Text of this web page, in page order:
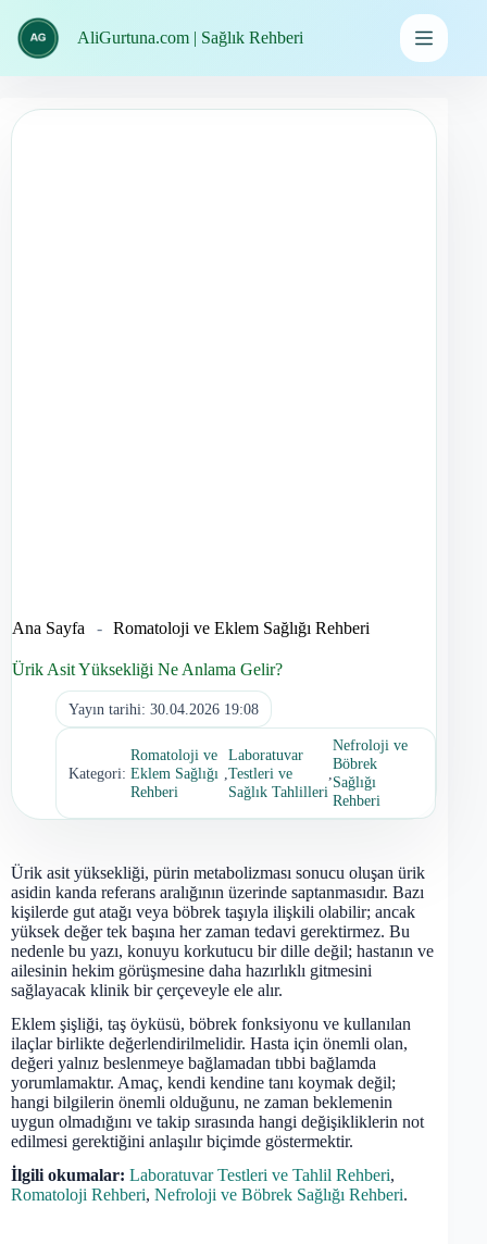
geç
AliGurtuna.com | Sağlık Rehberi
Ana Sayfa - Romatoloji ve Eklem Sağlığı Rehberi
Ürik Asit Yüksekliği Ne Anlama Gelir?
Yayın tarihi: 30.04.2026 19:08
Kategori:
Romatoloji ve
Eklem Sağlığı
Rehberi
Laboratuvar
Testleri ve
Sağlık Tahlilleri
Nefroloji ve
Böbrek
Sağlığı
Rehberi
Ürik asit yüksekliği, pürin metabolizması sonucu oluşan ürik
asidin kanda referans aralığının üzerinde saptanmasıdır. Bazı
kişilerde gut atağı veya böbrek taşıyla ilişkili olabilir; ancak
yüksek değer tek başına her zaman tedavi gerektirmez. Bu
nedenle bu yazı, konuyu korkutucu bir dille değil; hastanın ve
ailesinin hekim görüşmesine daha hazırlıklı gitmesini
sağlayacak klinik bir çerçeveyle ele alır.
Eklem şişliği, taş öyküsü, böbrek fonksiyonu ve kullanılan
ilaçlar birlikte değerlendirilmelidir. Hasta için önemli olan,
değeri yalnız beslenmeye bağlamadan tıbbi bağlamda
yorumlamaktır. Amaç, kendi kendine tanı koymak değil;
hangi bilgilerin önemli olduğunu, ne zaman beklemenin
uygun olmadığını ve takip sırasında hangi değişikliklerin not
edilmesi gerektiğini anlaşılır biçimde göstermektir.
İlgili okumalar: Laboratuvar Testleri ve Tahlil Rehberi,
Romatoloji Rehberi, Nefroloji ve Böbrek Sağlığı Rehberi.